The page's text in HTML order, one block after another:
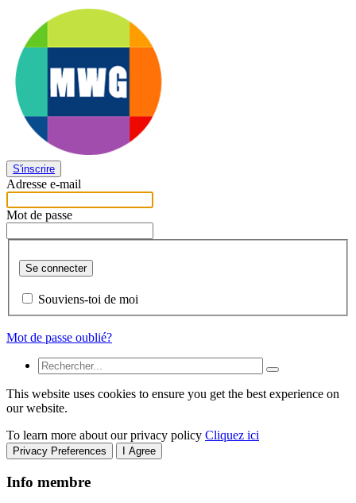
S'inscrire
Adresse e-mail
Mot de passe
Se connecter
Souviens-toi de moi
Mot de passe oublié?
This website uses cookies to ensure you get the best experience on
our website.
To learn more about our privacy policy Cliquez ici
Privacy Preferences I Agree
Info membre